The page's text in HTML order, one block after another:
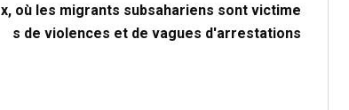
x, où les migrants subsahariens sont victime
s de violences et de vagues d'arrestations